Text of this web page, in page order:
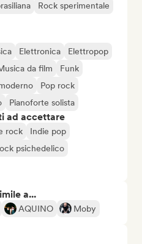
Rock sperimentale
Elettronica
Elettropop
da film
Funk
Pop rock
Pianoforte solista
ad accettare
rock
Indie pop
psichedelico
a...
AQUINO Moby